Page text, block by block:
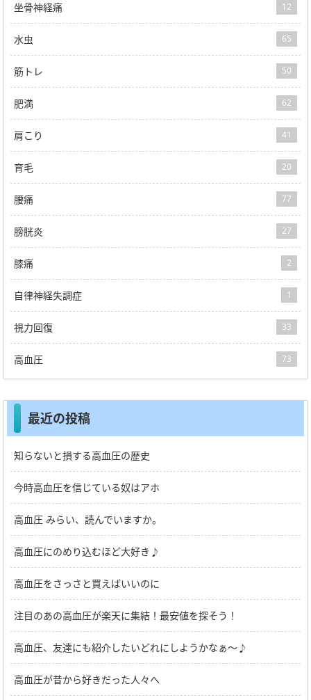
坐骨神経痛 12
水虫 65
筋トレ 50
肥満 62
肩こり 41
育毛 20
腰痛 77
膀胱炎 27
膝痛 2
自律神経失調症 1
視力回復 33
高血圧 73
最近の投稿
知らないと損する高血圧の歴史
今時高血圧を信じている奴はアホ
高血圧 みらい、読んでいますか。
高血圧にのめり込むほど大好き♪
高血圧をさっさと買えばいいのに
注目のあの高血圧が楽天に集結！最安値を探そう！
高血圧、友達にも紹介したいどれにしようかなぁ～♪
高血圧が昔から好きだった人々へ